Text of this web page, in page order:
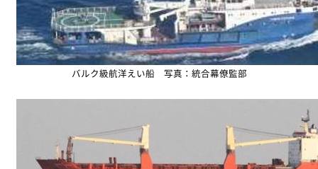
バルク級航洋えい船 写真：統合幕僚監部